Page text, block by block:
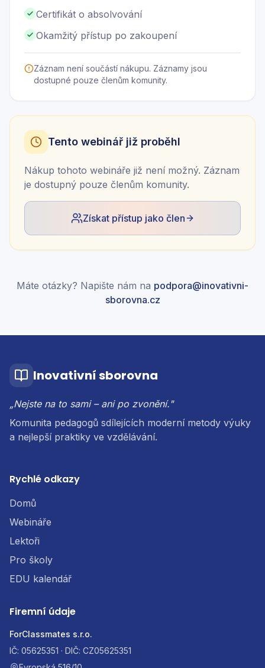
Certifikát o absolvování
Okamžitý přístup po zakoupení
Záznam není součástí nákupu. Záznamy jsou
dostupné pouze členům komunity.
Tento webinář již proběhl
Nákup tohoto webináře již není možný. Záznam
je dostupný pouze členům komunity.
Získat přístup jako člen
Máte otázky? Napište nám na podpora@inovativni-
sborovna.cz
Inovativní sborovna
„Nejste na to sami – ani po zvonění."
Komunita pedagogů sdílejících moderní metody výuky
a nejlepší praktiky ve vzdělávání.
Rychlé odkazy
Domů
Webináře
Lektoři
Pro školy
EDU kalendář
Firemní údaje
ForClassmates s.r.o.
IČ: 05625351 · DIČ: CZ05625351